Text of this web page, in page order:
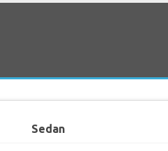
Sedan